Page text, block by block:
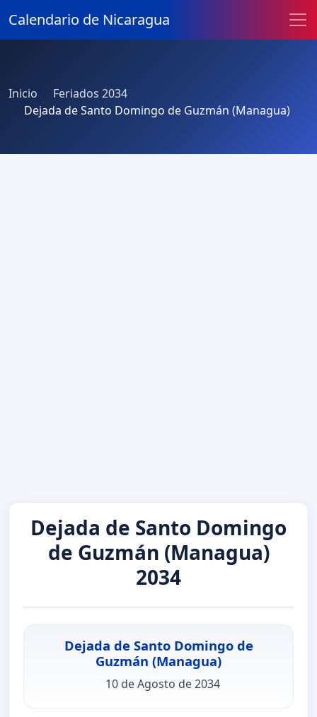
Calendario de Nicaragua
Inicio
Feriados 2034
Dejada de Santo Domingo de Guzmán (Managua)
Dejada de Santo Domingo
de Guzmán (Managua)
2034
Dejada de Santo Domingo de
Guzmán (Managua)
10 de Agosto de 2034